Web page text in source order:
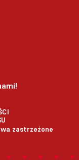
zastrzeżone